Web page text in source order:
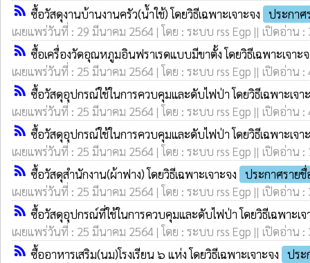
rss_feed ซื้อวัสดุงานบ้านงานครัว(น้ำใช้) โดยวิธีเฉพาะเจาะจง
ประกาศ
เผยแพร่วันที่ : 29 มีนาคม 2564 | โดย : ระบบ rss Egp || เปิดอ่าน :
rss_feed ซื้อเครื่องวัดอุณหภูมอินฟราเรดแบบมีขาตั้ง โดยวิธีเฉพาะเจาะ
เผยแพร่วันที่ : 25 มีนาคม 2564 | โดย : ระบบ rss Egp || เปิดอ่าน :
rss_feed ซื้อวัสดุอุปกรณ์ใช้ในการควบคุมและดับไฟป่า โดยวิธีเฉพาะเจา
เผยแพร่วันที่ : 25 มีนาคม 2564 | โดย : ระบบ rss Egp || เปิดอ่าน :
rss_feed ซื้อวัสดุอุปกรณ์ใช้ในการควบคุมและดับไฟป่า โดยวิธีเฉพาะเจา
เผยแพร่วันที่ : 25 มีนาคม 2564 | โดย : ระบบ rss Egp || เปิดอ่าน :
rss_feed ซื้อวัสดุสำนักงาน(ผ้าฟาง) โดยวิธีเฉพาะเจาะจง
ประกาศราย
เผยแพร่วันที่ : 25 มีนาคม 2564 | โดย : ระบบ rss Egp || เปิดอ่าน :
rss_feed ซื้อวัสดุอุปกรณ์ที่ใช้ในการควบคุมและดับไฟป่า โดยวิธีเฉพาะเ
เผยแพร่วันที่ : 25 มีนาคม 2564 | โดย : ระบบ rss Egp || เปิดอ่าน :
rss_feed ซื้ออาหารเสริม(นม)โรงเรียน ๖ แห่ง โดยวิธีเฉพาะเจาะจง
ประ